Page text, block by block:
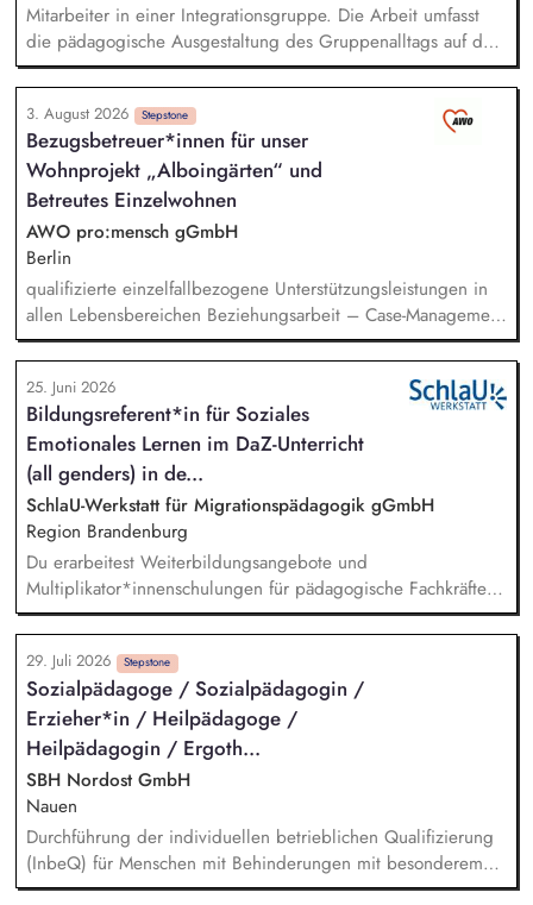
Mitarbeiter in einer Integrationsgruppe. Die Arbeit umfasst
die pädagogische Ausgestaltung des Gruppenalltags auf der
Grundlage des Berliner Bildungsprogramms. Das Team
besteht aus Erzieherinnen, die eng mit den therapeutischen
Mitarbeiterinnen des benachbarten Sozialpädiatrischen
Zentrums zusammen arbeiten. Aufgaben der Versorgung und
Organisation. Zusammenarbeit mit den Mitarbeiterinnen des
SPZ.
3. August 2026 Stepstone
Bezugsbetreuer*innen für unser
Wohnprojekt „Alboingärten“ und
Betreutes Einzelwohnen
AWO pro:mensch gGmbH
Berlin
qualifizierte einzelfallbezogene Unterstützungsleistungen in
allen Lebensbereichen Beziehungsarbeit – Case-Management
– Netzwerkarbeit Mitwirkung bei der Erstellung und
Umsetzung der Teilhabeplanung erwünscht sind
bedarfsorientierte soziale Gruppenangebote Übernahme von
teamorganisatorischen Aufgaben
25. Juni 2026
Bildungsreferent*in für Soziales
Emotionales Lernen im DaZ-Unterricht
(all genders) in de...
SchlaU-Werkstatt für Migrationspädagogik gGmbH
Region Brandenburg
Du erarbeitest Weiterbildungsangebote und
Multiplikator*innenschulungen für pädagogische Fachkräfte,
insbesondere zu Resilienzförderung und sozialem und
emotionalem Lernen für Deutsch-als-Zweitsprache-Lernende.
Du planst und leitest (online) Weiterbildungen und
Beratungen für pädagogische Fachkräfte. Du intensivierst und
erweiterst unsere Zusammenarbeit mit Schulen, kommunalen
Stellen und anderen Akteur*innen pädagogischer Arbeit in
Brandenburg.
29. Juli 2026 Stepstone
Sozialpädagoge / Sozialpädagogin /
Erzieher*in / Heilpädagoge /
Heilpädagogin / Ergoth...
SBH Nordost GmbH
Nauen
Durchführung der individuellen betrieblichen Qualifizierung
(InbeQ) für Menschen mit Behinderungen mit besonderem
Unterstützungsbedarf (§ 55 Abs. 2 SGB IX) im Rahmen der